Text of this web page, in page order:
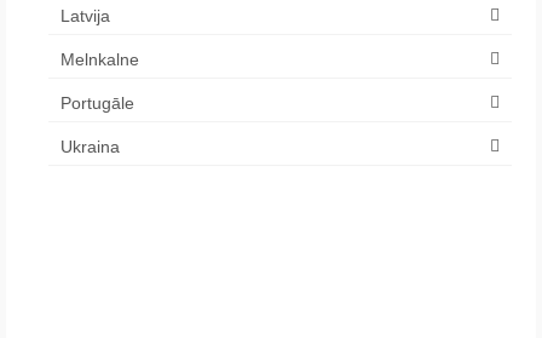
Latvija
Melnkalne
Portugāle
Ukraina